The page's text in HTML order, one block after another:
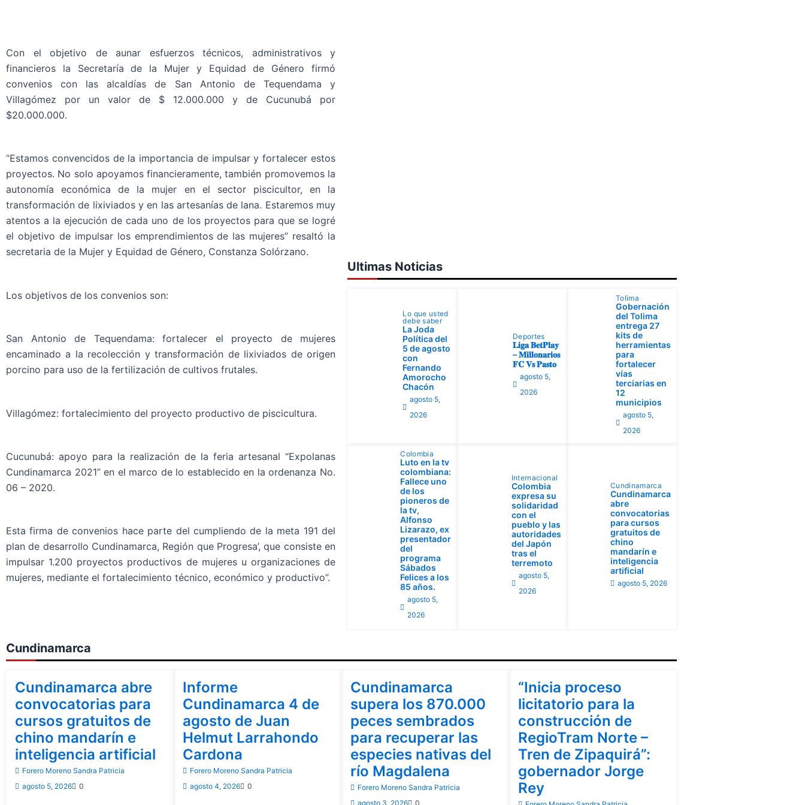
Con el objetivo de aunar esfuerzos técnicos, administrativos y
financieros la Secretaría de la Mujer y Equidad de Género firmó
convenios con las alcaldías de San Antonio de Tequendama y
Villagómez por un valor de $ 12.000.000 y de Cucunubá por
$20.000.000.
“Estamos convencidos de la importancia de impulsar y fortalecer estos
proyectos. No solo apoyamos financieramente, también promovemos la
autonomía económica de la mujer en el sector piscicultor, en la
transformación de lixiviados y en las artesanías de lana. Estaremos muy
atentos a la ejecución de cada uno de los proyectos para que se logré
el objetivo de impulsar los emprendimientos de las mujeres” resaltó la
secretaria de la Mujer y Equidad de Género, Constanza Solórzano.
Los objetivos de los convenios son:
San Antonio de Tequendama: fortalecer el proyecto de mujeres
encaminado a la recolección y transformación de lixiviados de origen
porcino para uso de la fertilización de cultivos frutales.
Villagómez: fortalecimiento del proyecto productivo de piscicultura.
Cucunubá: apoyo para la realización de la feria artesanal “Expolanas
Cundinamarca 2021” en el marco de lo establecido en la ordenanza No.
06 – 2020.
Esta firma de convenios hace parte del cumpliendo de la meta 191 del
plan de desarrollo Cundinamarca, Región que Progresa’, que consiste en
impulsar 1.200 proyectos productivos de mujeres u organizaciones de
mujeres, mediante el fortalecimiento técnico, económico y productivo”.
Ultimas Noticias
Lo que usted
debe saber
La Joda
Política del
5 de agosto
con
Fernando
Amorocho
Chacón
agosto 5,
2026
Deportes
𝐋𝐢𝐠𝐚 𝐁𝐞𝐭𝐏𝐥𝐚𝐲
– 𝐌𝐢𝐥𝐥𝐨𝐧𝐚𝐫𝐢𝐨𝐬
𝐅𝐂 𝐕𝐬 𝐏𝐚𝐬𝐭𝐨
agosto 5,
2026
Tolima
Gobernación
del Tolima
entrega 27
kits de
herramientas
para
fortalecer
vías
terciarias en
12
municipios
agosto 5,
2026
Colombia
Luto en la tv
colombiana:
Fallece uno
de los
pioneros de
la tv,
Alfonso
Lizarazo, ex
presentador
del
programa
Sábados
Felices a los
85 años.
agosto 5,
2026
Internacional
Colombia
expresa su
solidaridad
con el
pueblo y las
autoridades
del Japón
tras el
terremoto
agosto 5,
2026
Cundinamarca
Cundinamarca
abre
convocatorias
para cursos
gratuitos de
chino
mandarín e
inteligencia
artificial
agosto 5, 2026
Cundinamarca
Cundinamarca
Cundinamarca abre
convocatorias para
cursos gratuitos de
chino mandarín e
inteligencia artificial
Forero Moreno Sandra Patricia
agosto 5, 2026
0
Informe
Cundinamarca 4 de
agosto de Juan
Helmut Larrahondo
Cardona
Forero Moreno Sandra Patricia
agosto 4, 2026
0
Cundinamarca
supera los 870.000
peces sembrados
para recuperar las
especies nativas del
río Magdalena
Forero Moreno Sandra Patricia
agosto 3, 2026
0
“Inicia proceso
licitatorio para la
construcción de
RegioTram Norte –
Tren de Zipaquirá”:
gobernador Jorge
Rey